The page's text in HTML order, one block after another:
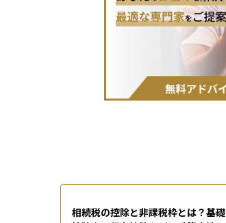
相続税の控除と非課税枠とは？基礎